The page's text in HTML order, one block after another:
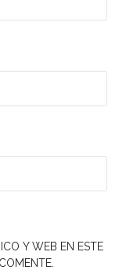
Y WEB EN ESTE